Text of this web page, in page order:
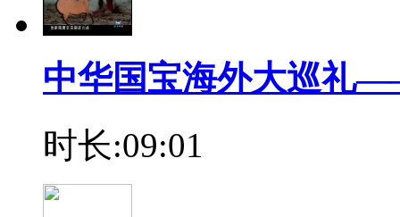
中华国宝海外大巡礼
时长:09:01